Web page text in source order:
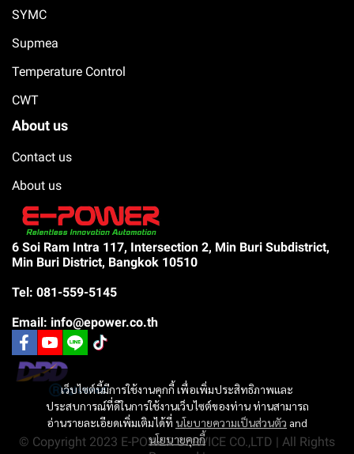
เว็บไซต์นี้มีการใช้งานคุกกี้ เพื่อเพิ่มประสิทธิภาพและ
ประสบการณ์ที่ดีในการใช้งานเว็บไซต์ของท่าน ท่านสามารถ
อ่านรายละเอียดเพิ่มเติมได้ที่ นโยบายความเป็นส่วนตัว and
นโยบายคุกกี้
SYMC
Supmea
Temperature Control
CWT
About us
Contact us
About us
6 Soi Ram Intra 117, Intersection 2, Min Buri Subdistrict,
Min Buri District, Bangkok 10510
Tel: 081-559-5145
Email: info@epower.co.th
© Copyright 2023 E-POWER SERVICE CO.,LTD | All Rights